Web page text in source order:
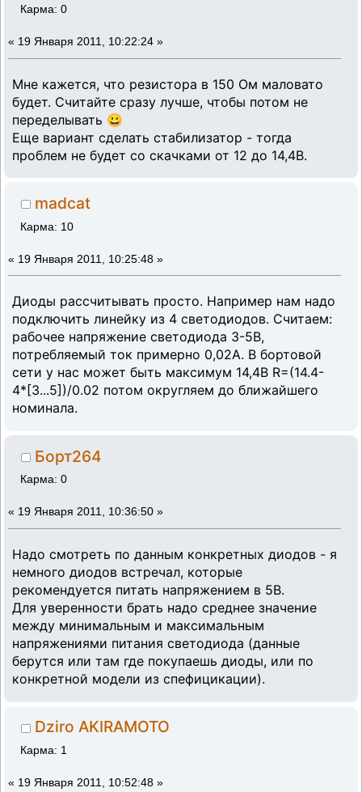
Карма: 0
« 19 Января 2011, 10:22:24 »
Мне кажется, что резистора в 150 Ом маловато
будет. Считайте сразу лучше, чтобы потом не
переделывать 😀
Еще вариант сделать стабилизатор - тогда
проблем не будет со скачками от 12 до 14,4В.
madcat
Карма: 10
« 19 Января 2011, 10:25:48 »
Диоды рассчитывать просто. Например нам надо
подключить линейку из 4 светодиодов. Считаем:
рабочее напряжение светодиода 3-5В,
потребляемый ток примерно 0,02А. В бортовой
сети у нас может быть максимум 14,4В R=(14.4-
4*[3...5])/0.02 потом округляем до ближайшего
номинала.
Борт264
Карма: 0
« 19 Января 2011, 10:36:50 »
Надо смотреть по данным конкретных диодов - я
немного диодов встречал, которые
рекомендуется питать напряжением в 5В.
Для уверенности брать надо среднее значение
между минимальным и максимальным
напряжениями питания светодиода (данные
берутся или там где покупаешь диоды, или по
конкретной модели из спефицикации).
Dziro AKIRAMOTO
Карма: 1
« 19 Января 2011, 10:52:48 »